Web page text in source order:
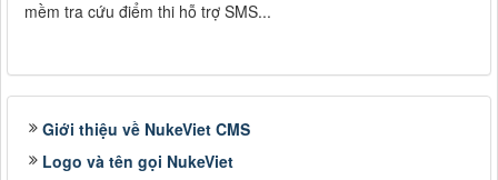
mềm tra cứu điểm thi hỗ trợ SMS...
Giới thiệu về NukeViet CMS
Logo và tên gọi NukeViet